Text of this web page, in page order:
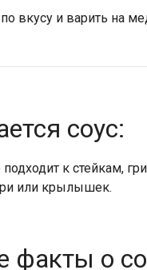
вкусу и варить на
соус:
к стейкам,
или крылышек.
факты о